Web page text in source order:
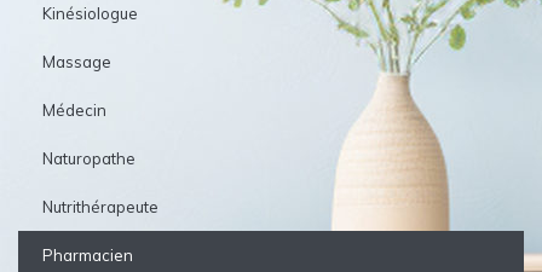
Kinésiologue
Massage
Médecin
Naturopathe
Nutrithérapeute
Pharmacien